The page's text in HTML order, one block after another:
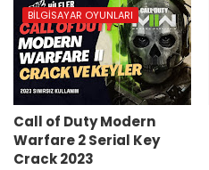
BILGISAYAR OYUNLARI
Call of Duty Modern
Warfare 2 Serial Key
Crack 2023